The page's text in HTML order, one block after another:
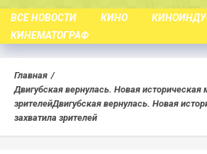
ВСЕ НОВОСТИ КИНО
КИНЕМАТОГРАФ
Главная
Двигубская вернулась. Новая историческая
зрителейДвигубская вернулась. Новая
захватила зрителей